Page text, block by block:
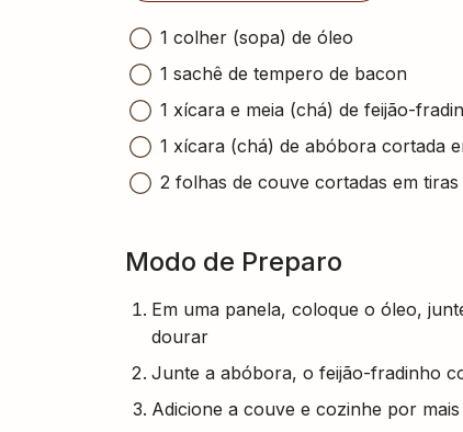
1 colher (sopa) de óleo
1 sachê de tempero de bacon
1 xícara e meia (chá) de feijão-
1 xícara (chá) de abóbora cortada
2 folhas de couve cortadas em tiras
Modo de Preparo
Em uma panela, coloque o óleo,
dourar
Junte a abóbora, o feijão-fradinho
Adicione a couve e cozinhe por